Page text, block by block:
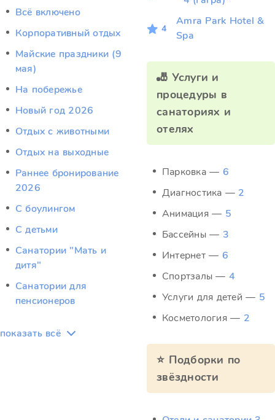
Всё включено
Корпоративный отдых
Майские праздники (9
мая)
На побережье
Новый год 2026
Отдых c животными
Отдых на выходные
Раннее бронирование
2026
С боулингом
С детьми
Санатории "Мать и
дитя"
Санатории для
пенсионеров
показать всё
4
Amra Park Hotel &
Spa
🎳 Услуги и
процедуры в
санаториях и
отелях
Парковка — 6
Диагностика — 2
Анимация — 5
Бассейны — 3
Интернет — 6
Спортзалы — 4
Услуги для детей — 5
Косметология — 2
⭐ Подборки по
звёздности